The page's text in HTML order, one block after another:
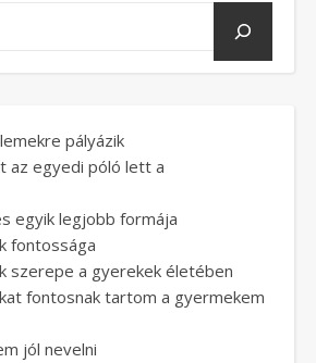
pályázik
az egyedi póló lett a
egyik legjobb formája
fontossága
szerepe a gyerekek életében
fontosnak tartom a gyermekem
jól nevelni